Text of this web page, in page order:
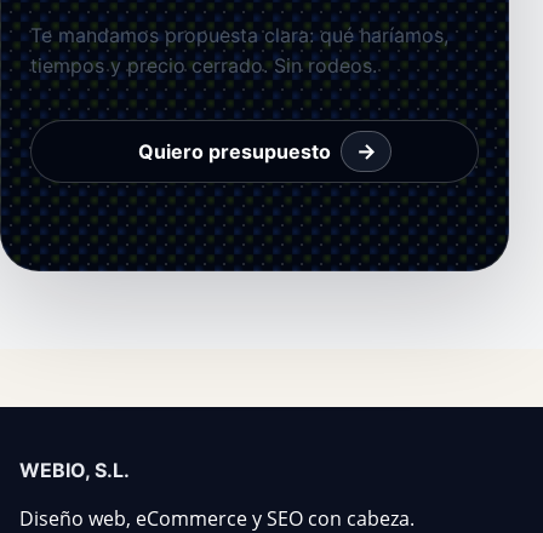
Te mandamos propuesta clara: qué haríamos,
tiempos y precio cerrado. Sin rodeos.
Quiero presupuesto →
WEBIO, S.L.
Diseño web, eCommerce y SEO con cabeza.